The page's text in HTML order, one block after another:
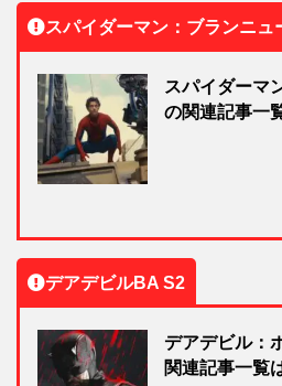
スパイダーマン：ブランニュ
スパイダーマ
の関連記事一
デアデビルBA S2
デアデビル：
関連記事一覧